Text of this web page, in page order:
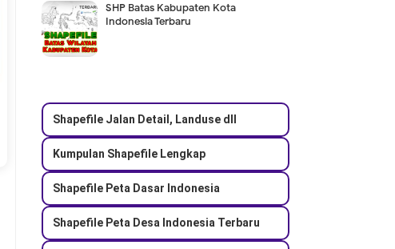
SHP Batas Kabupaten Kota
Indonesia Terbaru
Shapefile Jalan Detail, Landuse dll
Kumpulan Shapefile Lengkap
Shapefile Peta Dasar Indonesia
Shapefile Peta Desa Indonesia Terbaru